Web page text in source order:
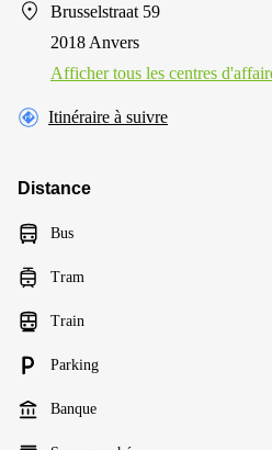
Brusselstraat 59
2018 Anvers
Afficher tous les centres
Itinéraire à suivre
Distance
Bus
Tram
Train
Parking
Banque